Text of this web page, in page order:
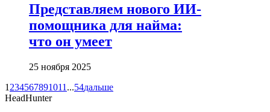
Представляем нового ИИ-
помощника для найма:
что он умеет
25 ноября 2025
1 234567891011 ...54дальше
HeadHunter